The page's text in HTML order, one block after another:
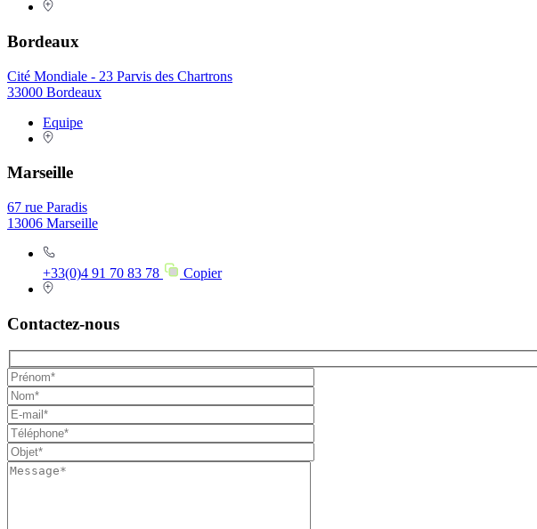
Bordeaux
Cité Mondiale - 23 Parvis des Chartrons
33000 Bordeaux
Equipe
Marseille
67 rue Paradis
13006 Marseille
+33(0)4 91 70 83 78 Copier
Contactez-nous